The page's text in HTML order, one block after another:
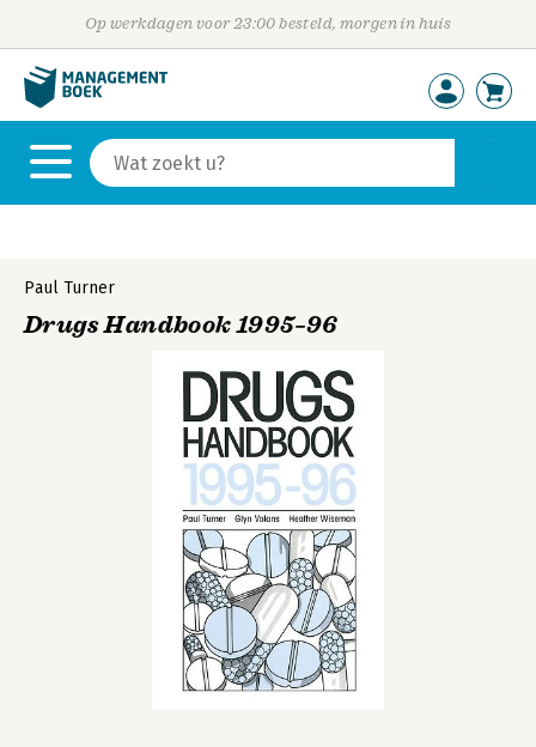
Op werkdagen voor 23:00 besteld, morgen in huis
Paul Turner
Drugs Handbook 1995–96